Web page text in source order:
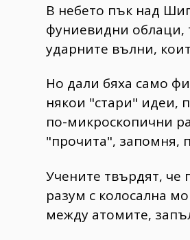
В небето пък над
фуниевидни облаци,
ударните вълни,
Но дали бяха само
някои "стари" идеи,
по-микроскопични
"прочита", запомня,
Учените твърдят, че
разум с колосална
между атомите,